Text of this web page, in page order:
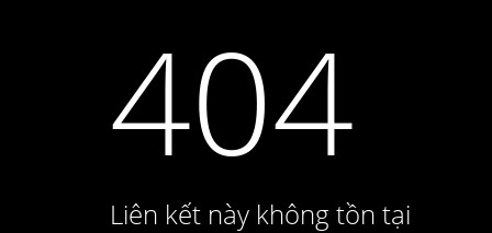
404
Liên kết này không tồn tại